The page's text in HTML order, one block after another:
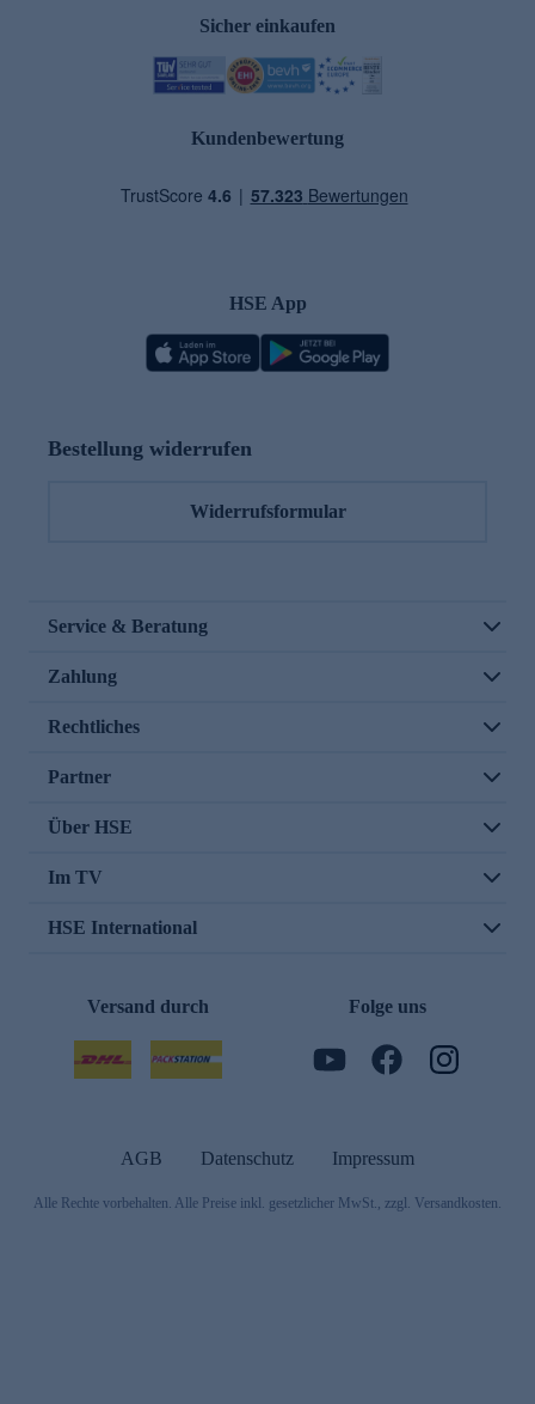
Sicher einkaufen
Kundenbewertung
HSE App
Bestellung widerrufen
Widerrufsformular
Service & Beratung
Zahlung
Rechtliches
Partner
Über HSE
Im TV
HSE International
Versand durch Folge uns
AGB Datenschutz Impressum
Alle Rechte vorbehalten. Alle Preise inkl. gesetzlicher MwSt., zzgl. Versandkosten.